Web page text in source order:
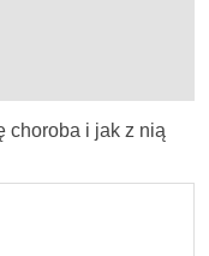
choroba i jak z nią